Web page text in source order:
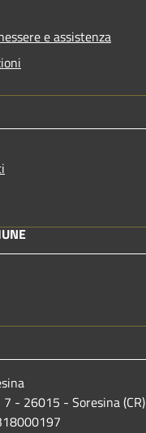
e assistenza
7 - 26015 - Soresina (CR)